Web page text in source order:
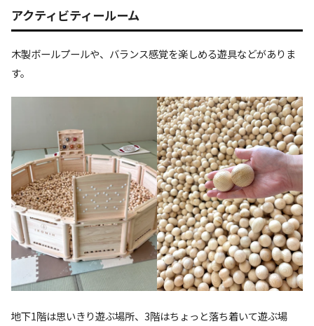
アクティビティールーム
木製ボールプールや、バランス感覚を楽しめる遊具などがありま
す。
地下1階は思いきり遊ぶ場所、3階はちょっと落ち着いて遊ぶ場